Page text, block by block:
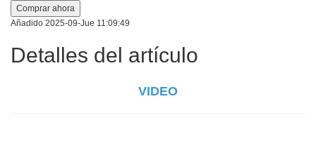
Comprar ahora
Añadido 2025-09-Jue 11:09:49
Detalles del artículo
VIDEO